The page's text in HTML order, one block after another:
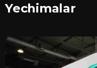
Yechimalar